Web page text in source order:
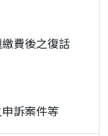
費後之復話
訴案件等